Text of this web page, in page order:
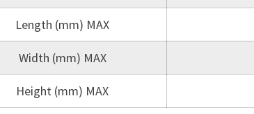
Length (mm) MAX
Width (mm) MAX
Height (mm) MAX